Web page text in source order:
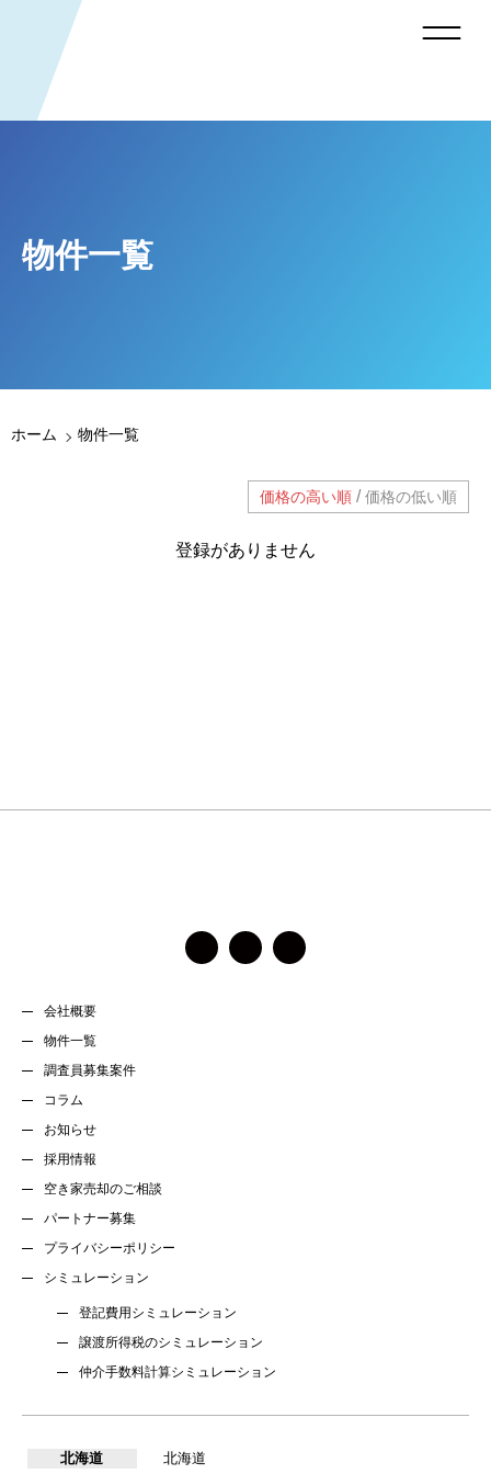
物件一覧
ホーム 物件一覧
価格の高い順 /価格の低い順
登録がありません
会社概要
物件一覧
調査員募集案件
コラム
お知らせ
採用情報
空き家売却のご相談
パートナー募集
プライバシーポリシー
シミュレーション
登記費用シミュレーション
譲渡所得税のシミュレーション
仲介手数料計算シミュレーション
北海道 北海道